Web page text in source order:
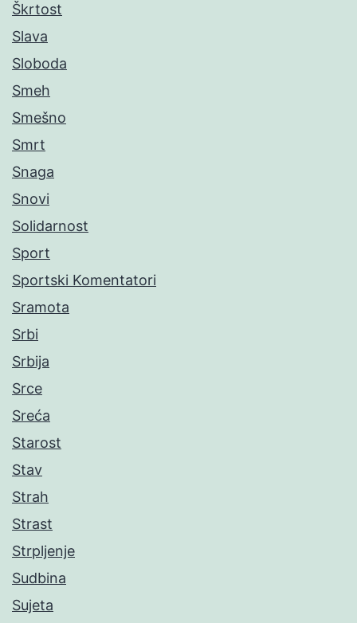
Škrtost
Slava
Sloboda
Smeh
Smešno
Smrt
Snaga
Snovi
Solidarnost
Sport
Sportski Komentatori
Sramota
Srbi
Srbija
Srce
Sreća
Starost
Stav
Strah
Strast
Strpljenje
Sudbina
Sujeta